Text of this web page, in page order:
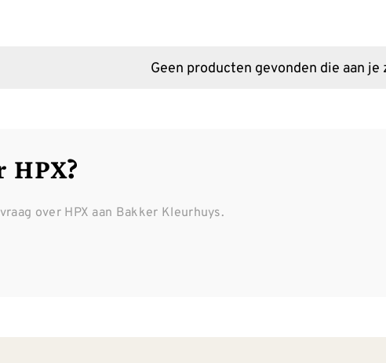
Geen producten gevonden die aan
over HPX aan Bakker Kleurhuys.